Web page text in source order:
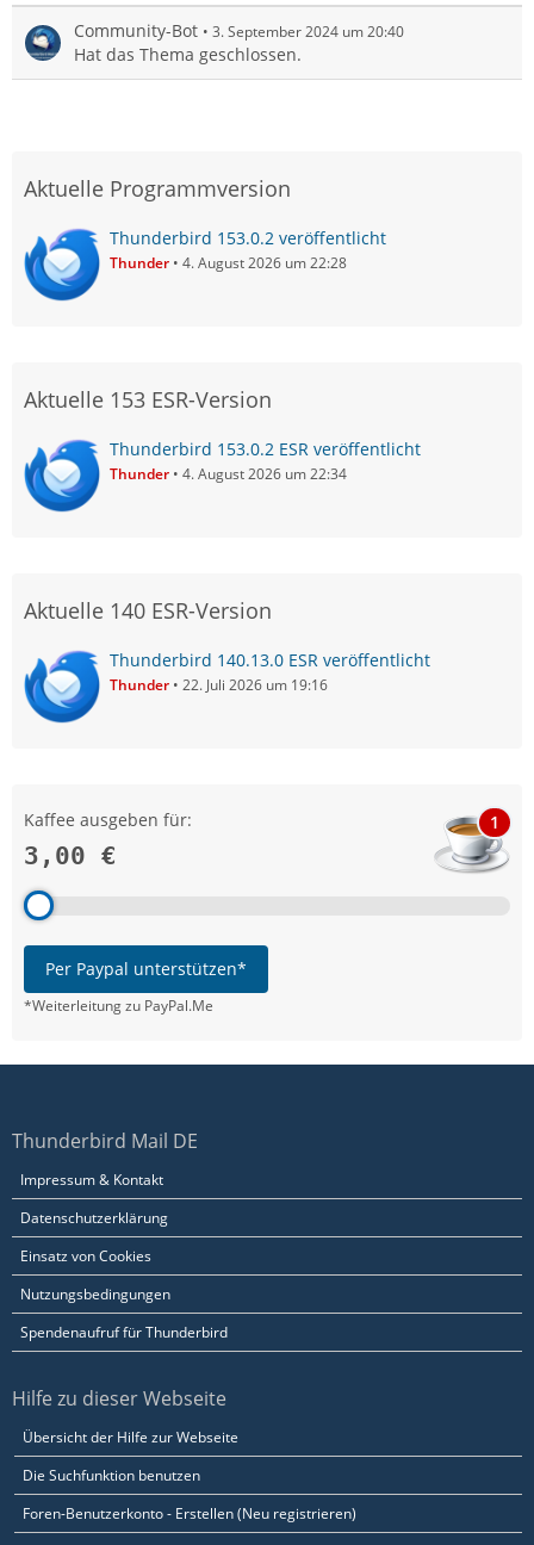
Community-Bot 3. September 2024 um 20:40
Hat das Thema geschlossen.
Aktuelle Programmversion
Thunderbird 153.0.2 veröffentlicht
Thunder 4. August 2026 um 22:28
Aktuelle 153 ESR-Version
Thunderbird 153.0.2 ESR veröffentlicht
Thunder 4. August 2026 um 22:34
Aktuelle 140 ESR-Version
Thunderbird 140.13.0 ESR veröffentlicht
Thunder 22. Juli 2026 um 19:16
Kaffee ausgeben für:
3,00 €
1
Per Paypal unterstützen*
*Weiterleitung zu PayPal.Me
Thunderbird Mail DE
Impressum & Kontakt
Datenschutzerklärung
Einsatz von Cookies
Nutzungsbedingungen
Spendenaufruf für Thunderbird
Hilfe zu dieser Webseite
Übersicht der Hilfe zur Webseite
Die Suchfunktion benutzen
Foren-Benutzerkonto - Erstellen (Neu registrieren)